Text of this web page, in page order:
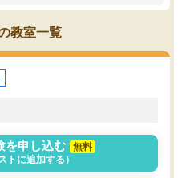
方で決
語帳の
れる形
あり、あ
、塾に通
れも取り
ち期待したものではなく
くなってきたようなので
教室一覧
を申し込む
無料
トに追加する）